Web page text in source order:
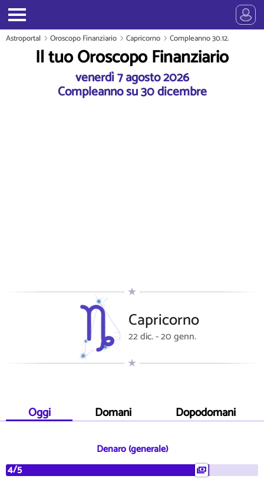
Astroportal Oroscopo Finanziario Capricorno Compleanno 30.12.
Il tuo Oroscopo Finanziario
venerdì 7 agosto 2026
Compleanno su 30 dicembre
Capricorno
22 dic. - 20 genn.
Oggi Domani Dopodomani
Denaro (generale)
4/5